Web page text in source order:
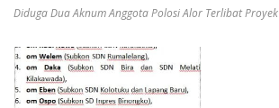
Diduga Dua Aknum Anggota Polosi Alor Terlibat Proyek